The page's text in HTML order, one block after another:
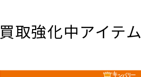
買取強化中アイテム